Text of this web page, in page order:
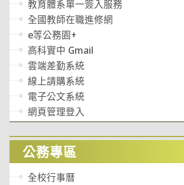
教育體系單一簽入服務
全國教師在職進修網
e等公務園+
高科實中 Gmail
雲端差勤系統
線上請購系統
電子公文系統
網頁管理登入
公務專區
全校行事曆